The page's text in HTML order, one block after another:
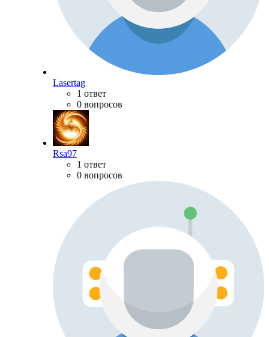
Lasertag
1 ответ
0 вопросов
Rsa97
1 ответ
0 вопросов